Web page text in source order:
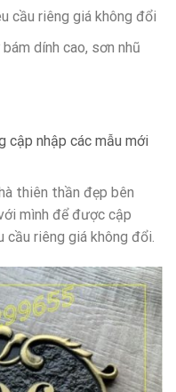
cầu riêng giá không đổi
dính cao, sơn nhũ
cập nhập các mẫu mới
thiên thần đẹp bên
mình để được cập
cầu riêng giá không đổi.